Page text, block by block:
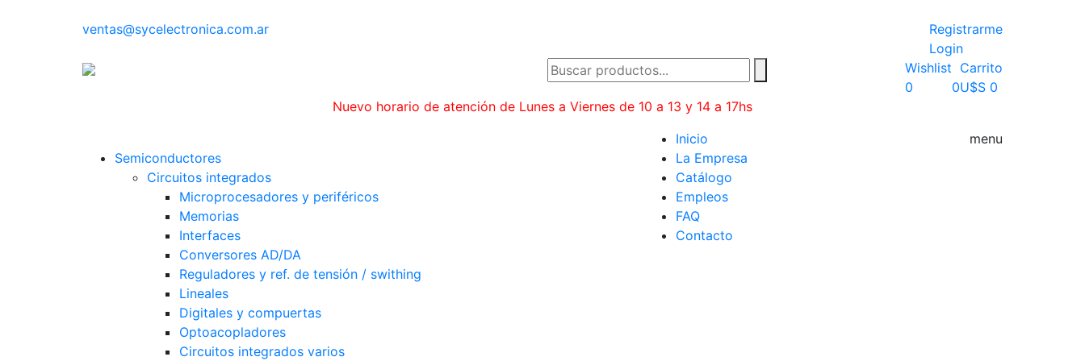
ventas@sycelectronica.com.ar
Registrarme
Login
Wishlist
0
0
Carrito
U$S 0
Nuevo horario de atención de Lunes a Viernes de 10 a 13 y 14 a 17hs
Semiconductores
Circuitos integrados
Microprocesadores y periféricos
Memorias
Interfaces
Conversores AD/DA
Reguladores y ref. de tensión / swithing
Lineales
Digitales y compuertas
Optoacopladores
Circuitos integrados varios
Inicio
La Empresa
Catálogo
Empleos
FAQ
Contacto
menu